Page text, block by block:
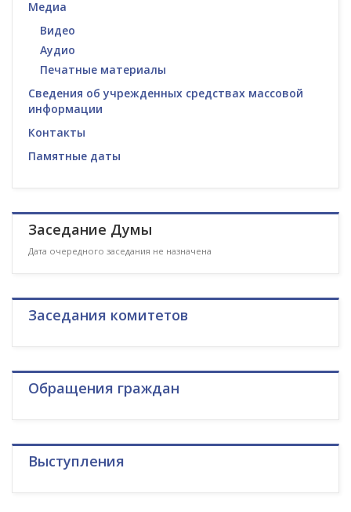
Медиа
Видео
Аудио
Печатные материалы
Сведения об учрежденных средствах массовой
информации
Контакты
Памятные даты
Заседание Думы
Дата очередного заседания не назначена
Заседания комитетов
Обращения граждан
Выступления